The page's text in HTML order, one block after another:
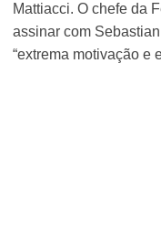
Mattiacci. O chefe da
assinar com
“extrema motivação e